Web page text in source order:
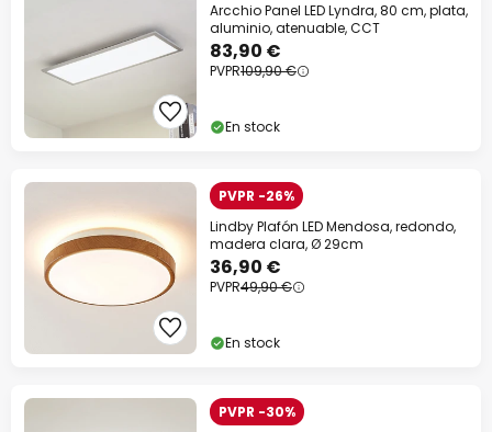
Arcchio Panel LED Lyndra, 80 cm, plata,
aluminio, atenuable, CCT
83,90 €
PVPR109,90 €
En stock
PVPR -26%
Lindby Plafón LED Mendosa, redondo,
madera clara, Ø 29cm
36,90 €
PVPR49,90 €
En stock
PVPR -30%